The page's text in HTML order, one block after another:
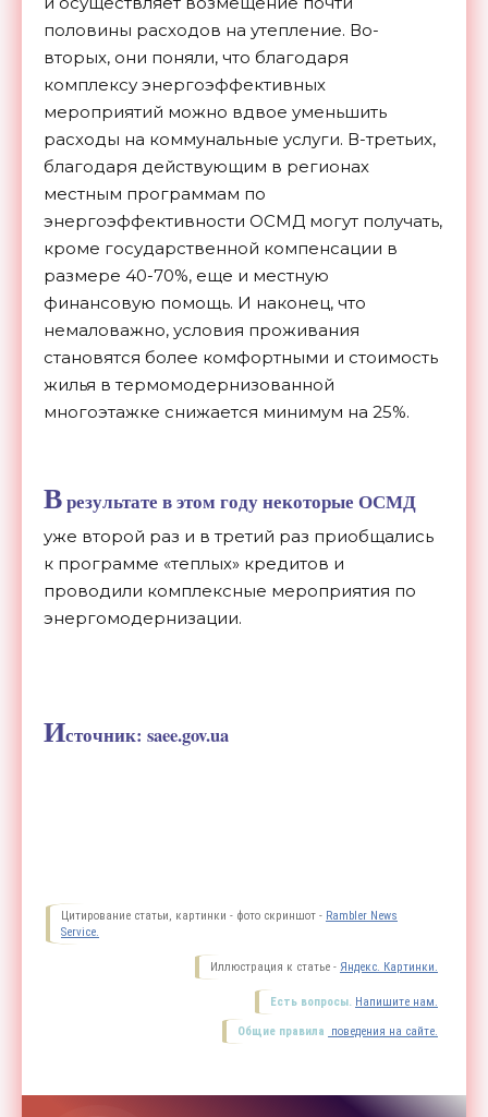
половины расходов на утепление. Во-
вторых, они поняли, что благодаря
комплексу энергоэффективных
мероприятий можно вдвое уменьшить
расходы на коммунальные услуги. В-третьих,
благодаря действующим в регионах
местным программам по
энергоэффективности ОСМД могут получать,
кроме государственной компенсации в
размере 40-70%, еще и местную
финансовую помощь. И наконец, что
немаловажно, условия проживания
становятся более комфортными и стоимость
жилья в термомодернизованной
многоэтажке снижается минимум на 25%.
Врезультате в этом году некоторые ОСМД
уже второй раз и в третий раз приобщались
к программе «теплых» кредитов и
проводили комплексные мероприятия по
энергомодернизации.
Источник: saee.gov.ua
Цитирование статьи, картинки - фото скриншот - Rambler News
Service.
Иллюстрация к статье - Яндекс. Картинки.
Есть вопросы. Напишите нам.
Общие правила поведения на сайте.